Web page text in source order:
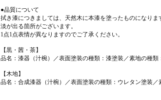
●品質について
拭き漆につきましては、天然木に本漆を塗ったものになり
淡が出る箇所がございます。
1点1点表情が異なりますのでご了承ください。
【黒・茜・茶】
品名：漆器（汁椀）／表面塗装の種類：漆塗装／素地の種類
【木地】
品名：合成漆器（汁椀）／表面塗装の種類：ウレタン塗装／